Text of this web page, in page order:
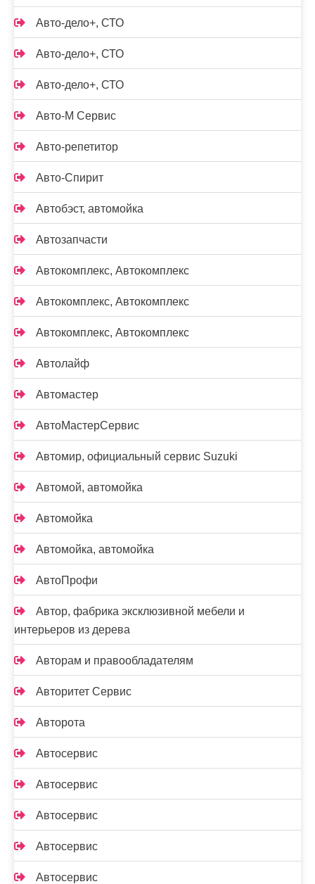
Авто-дело+, СТО
Авто-дело+, СТО
Авто-дело+, СТО
Авто-М Сервис
Авто-репетитор
Авто-Спирит
Автобэст, автомойка
Автозапчасти
Автокомплекс, Автокомплекс
Автокомплекс, Автокомплекс
Автокомплекс, Автокомплекс
Автолайф
Автомастер
АвтоМастерСервис
Автомир, официальный сервис Suzuki
Автомой, автомойка
Автомойка
Автомойка, автомойка
АвтоПрофи
Автор, фабрика эксклюзивной мебели и
интерьеров из дерева
Авторам и правообладателям
Авторитет Сервис
Авторота
Автосервис
Автосервис
Автосервис
Автосервис
Автосервис